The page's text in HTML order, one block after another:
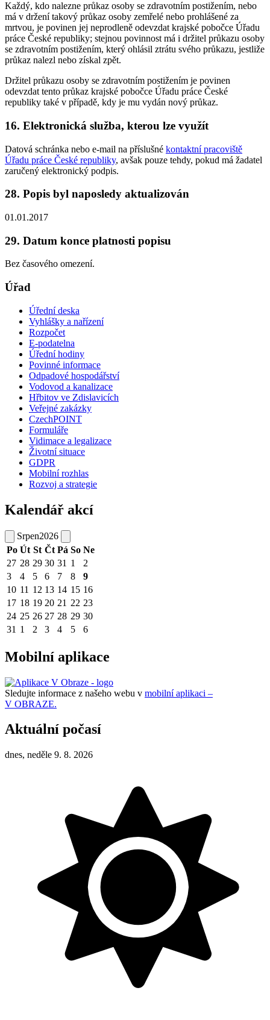
Každý, kdo nalezne průkaz osoby se zdravotním postižením, nebo
má v držení takový průkaz osoby zemřelé nebo prohlášené za
mrtvou, je povinen jej neprodleně odevzdat krajské pobočce Úřadu
práce České republiky; stejnou povinnost má i držitel průkazu osoby
se zdravotním postižením, který ohlásil ztrátu svého průkazu, jestliže
průkaz nalezl nebo získal zpět.
Držitel průkazu osoby se zdravotním postižením je povinen
odevzdat tento průkaz krajské pobočce Úřadu práce České
republiky také v případě, kdy je mu vydán nový průkaz.
16. Elektronická služba, kterou lze využít
Datová schránka nebo e-mail na příslušné kontaktní pracoviště
Úřadu práce České republiky, avšak pouze tehdy, pokud má žadatel
zaručený elektronický podpis.
28. Popis byl naposledy aktualizován
01.01.2017
29. Datum konce platnosti popisu
Bez časového omezení.
Úřad
Úřední deska
Vyhlášky a nařízení
Rozpočet
E-podatelna
Úřední hodiny
Povinné informace
Odpadové hospodářství
Vodovod a kanalizace
Hřbitov ve Zdislavicích
Veřejné zakázky
CzechPOINT
Formuláře
Vidimace a legalizace
Životní situace
GDPR
Mobilní rozhlas
Rozvoj a strategie
Kalendář akcí
Srpen2026
Po Út St Čt Pá So Ne
27 28 29 30 31 1
2
3
4 5 6 7 8
9
10 11 12 13 14 15 16
17 18 19 20 21 22 23
24 25 26 27 28 29 30
31 1 2 3 4 5 6
Mobilní aplikace
Sledujte informace z našeho webu v mobilní aplikaci –
V OBRAZE.
Aktuální počasí
dnes, neděle 9. 8. 2026